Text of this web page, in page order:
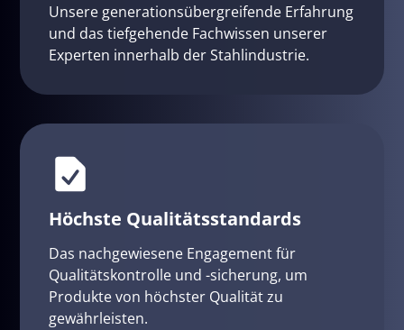
Unsere generationsübergreifende Erfahrung
und das tiefgehende Fachwissen unserer
Experten innerhalb der Stahlindustrie.
Höchste Qualitätsstandards
Das nachgewiesene Engagement für
Qualitätskontrolle und -sicherung, um
Produkte von höchster Qualität zu
gewährleisten.